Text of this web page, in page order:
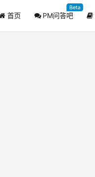
首页 PM问答吧
Beta